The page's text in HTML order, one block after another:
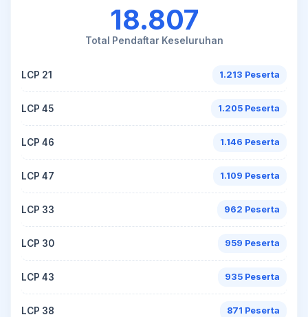
18.807
Total Pendaftar Keseluruhan
LCP 21 1.213 Peserta
LCP 45 1.205 Peserta
LCP 46 1.146 Peserta
LCP 47 1.109 Peserta
LCP 33 962 Peserta
LCP 30 959 Peserta
LCP 43 935 Peserta
LCP 38 871 Peserta